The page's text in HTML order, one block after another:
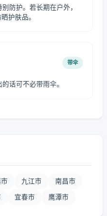
防护。若长期在户外，
护肤品。
带伞
话可不必带雨伞。
九江市 南昌市
宜春市 鹰潭市